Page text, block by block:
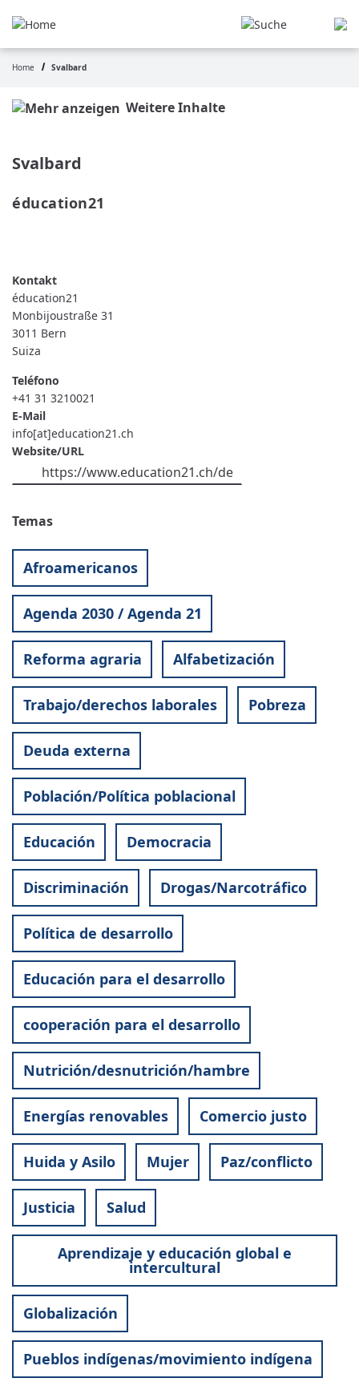
principal
Ruta
de
Home Svalbard
Weitere Inhalte
Svalbard
éducation21
éducation21
Monbijoustraße 31
3011 Bern
Suiza
Teléfono
+41 31 3210021
E-Mail
info[at]education21.ch
Website/URL
https://www.education21.ch/de
Temas
Afroamericanos
Agenda 2030 / Agenda 21
Reforma agraria Alfabetización
Trabajo/derechos laborales Pobreza
Deuda externa
Población/Política poblacional
Educación Democracia
Discriminación Drogas/Narcotráfico
Política de desarrollo
Educación para el desarrollo
cooperación para el desarrollo
Nutrición/desnutrición/hambre
Energías renovables Comercio justo
Huida y Asilo Mujer Paz/conflicto
Justicia Salud
Aprendizaje y educación global e
intercultural
Globalización
Pueblos indígenas/movimiento indígena